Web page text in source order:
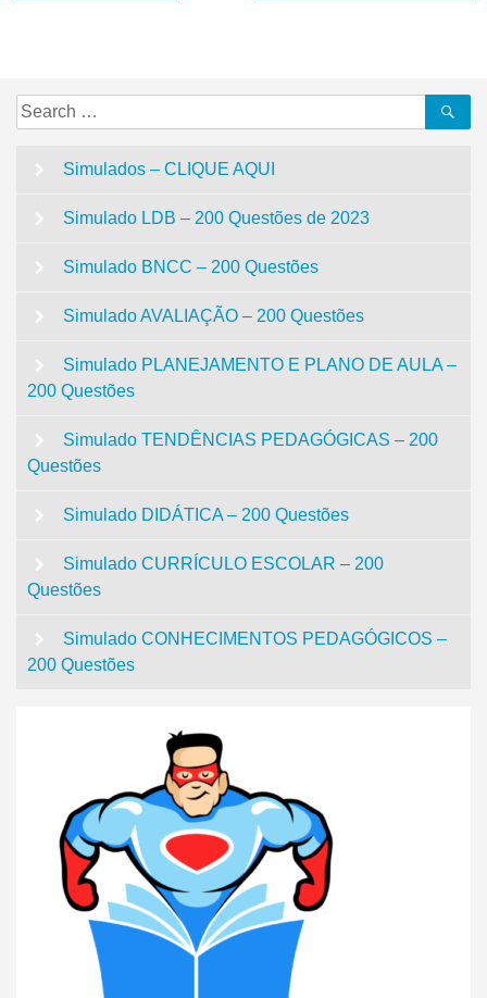
Search
for:
Simulados – CLIQUE AQUI
Simulado LDB – 200 Questões de 2023
Simulado BNCC – 200 Questões
Simulado AVALIAÇÃO – 200 Questões
Simulado PLANEJAMENTO E PLANO DE AULA –
200 Questões
Simulado TENDÊNCIAS PEDAGÓGICAS – 200
Questões
Simulado DIDÁTICA – 200 Questões
Simulado CURRÍCULO ESCOLAR – 200
Questões
Simulado CONHECIMENTOS PEDAGÓGICOS –
200 Questões